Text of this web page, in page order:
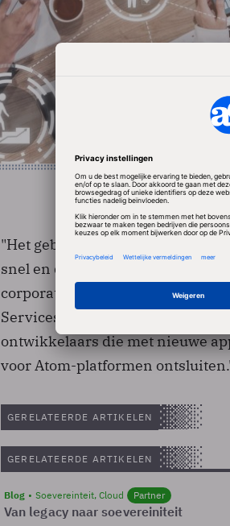
"Het gebruik van op Atom
snel en daar kunnen
corporate vice president en
Services Group. "We zijn
ontwikkelaars die met nieuwe
voor Atom-platformen
GERELATEERDE ARTIKELEN
GERELATEERDE ARTIKELEN
Blog Soevereinteit, Cloud Partner
Van legacy naar soevereiniteit